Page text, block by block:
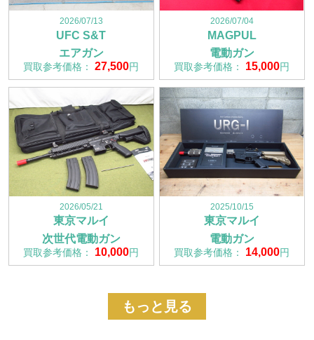
2026/07/13
UFC S&T
エアガン
買取参考価格：27,500円
2026/07/04
MAGPUL
電動ガン
買取参考価格： 15,000円
2026/05/21
東京マルイ
次世代電動ガン
買取参考価格： 10,000円
2025/10/15
東京マルイ
電動ガン
買取参考価格： 14,000円
もっと見る